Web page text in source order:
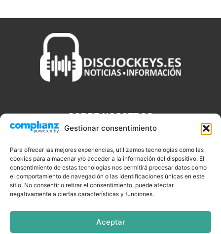
Gestionar consentimiento
Para ofrecer las mejores experiencias, utilizamos tecnologías como las
cookies para almacenar y/o acceder a la información del dispositivo. El
consentimiento de estas tecnologías nos permitirá procesar datos como
el comportamiento de navegación o las identificaciones únicas en este
sitio. No consentir o retirar el consentimiento, puede afectar
negativamente a ciertas características y funciones.
Aceptar
SOBRE NOSOTROS
que necesitas saber sobre noticias, novedades, tecnologías y
aplicaciones que te ayudaran a ser un mejor Djs.
SÍGUENOS